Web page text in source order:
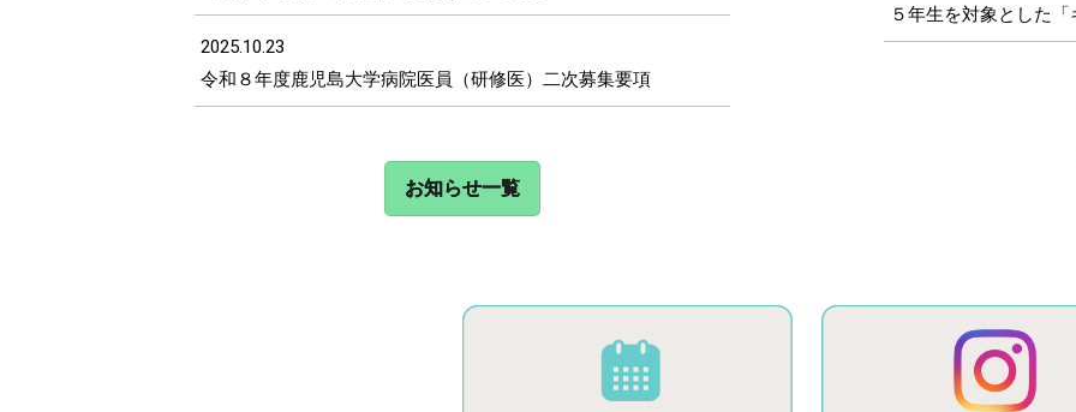
2025.10.23
令和８年度鹿児島大学病院医員（研修医）二次募集要項
お知らせ一覧
５年生を対象とした